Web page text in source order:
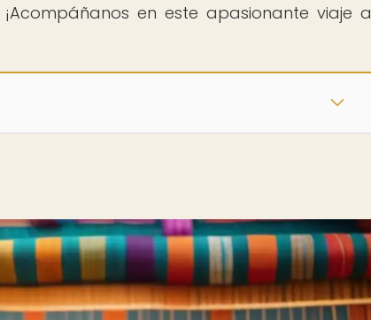
en este apasionante viaje a